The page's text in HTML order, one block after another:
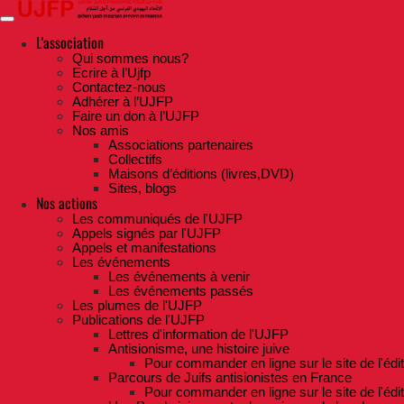
Skip
to
contentL'association
Qui sommes nous?
Ecrire à l’Ujfp
Contactez-nous
Adhérer à l’UJFP
Faire un don à l’UJFP
Nos amis
Associations partenaires
Collectifs
Maisons d’éditions (livres,DVD)
Sites, blogs
Nos actions
Les communiqués de l'UJFP
Appels signés par l'UJFP
Appels et manifestations
Les événements
Les événements à venir
Les événements passés
Les plumes de l'UJFP
Publications de l'UJFP
Lettres d'information de l'UJFP
Antisionisme, une histoire juive
Pour commander en ligne sur le site de
Parcours de Juifs antisionistes en France
Pour commander en ligne sur le site de